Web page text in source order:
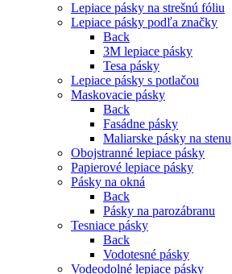
Lepiace pásky na strešnú fóliu
Lepiace pásky podľa značky
Back
3M lepiace pásky
Tesa pásky
Lepiace pásky s potlačou
Maskovacie pásky
Back
Fasádne pásky
Maliarske pásky na stenu
Obojstranné lepiace pásky
Papierové lepiace pásky
Pásky na okná
Back
Pásky na parozábranu
Tesniace pásky
Back
Vodotesné pásky
Vodeodolné lepiace pásky